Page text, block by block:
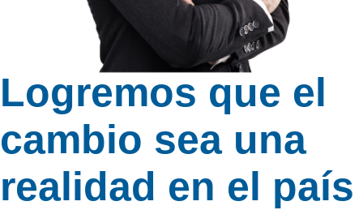
Logremos que el
cambio sea una
realidad en el país